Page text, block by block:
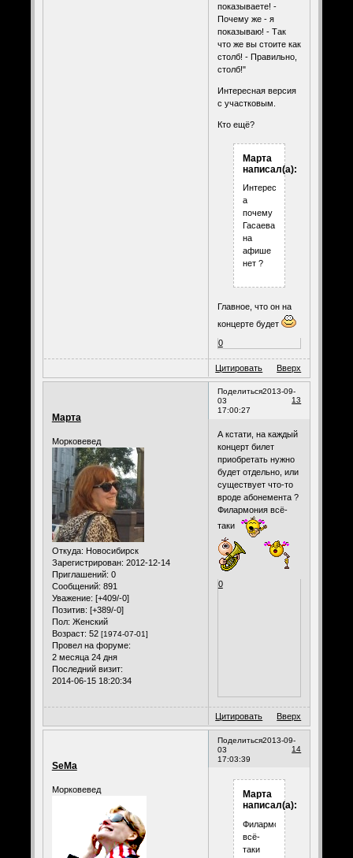
показываете! -
Почему же - я
показываю! - Так
что же вы стоите как
столб! - Правильно,
столб!"
Интересная версия
с участковым.
Кто ещё?
Марта
написал(а):
Интересно,
а
почему
Гасаева
на
афише
нет ?
Главное, что он на
концерте будет
0
Цитировать Вверх
Поделиться
13
2013-09-
03
17:00:27
Марта
Морковевед
Откуда: Новосибирск
Зарегистрирован: 2012-12-14
Приглашений: 0
Сообщений: 891
Уважение: [+409/-0]
Позитив: [+389/-0]
Пол: Женский
Возраст: 52 [1974-07-01]
Провел на форуме:
2 месяца 24 дня
Последний визит:
2014-06-15 18:20:34
А кстати, на каждый
концерт билет
приобретать нужно
будет отдельно, или
существует что-то
вроде абонемента ?
Филармония всё-
таки
0
Цитировать Вверх
Поделиться
14
2013-09-
03
17:03:39
SeMa
Морковевед
Марта
написал(а):
Филармония
всё-
таки